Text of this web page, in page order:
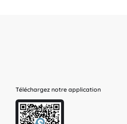
Téléchargez notre application